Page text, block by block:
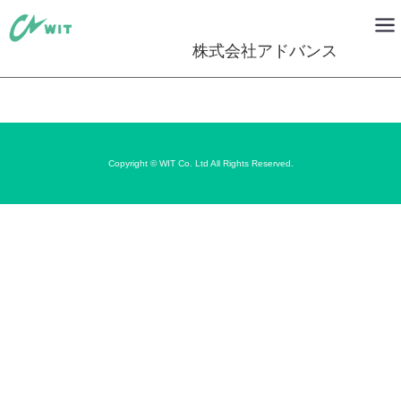
株式会社アドバンス
Copyright © WIT Co. Ltd All Rights Reserved.